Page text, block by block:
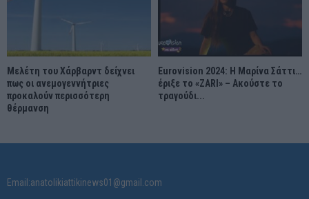
Μελέτη του Χάρβαρντ δείχνει
πως οι ανεμογεννήτριες
προκαλούν περισσότερη
θέρμανση
Eurovision 2024: Η Μαρίνα Σάττι…
έριξε το «ZARI» – Ακούστε το
τραγούδι...
Email:anatolikiattikinews01@gmail.com